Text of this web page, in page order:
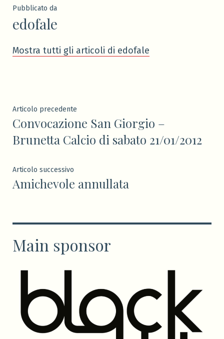
Pubblicato da
edofale
Mostra tutti gli articoli di edofale
Navigazione
articoli
Articolo precedente
precedente:
Convocazione San Giorgio –
Brunetta Calcio di sabato 21/01/2012
Articolo successivo
successivo:
Amichevole annullata
Main sponsor